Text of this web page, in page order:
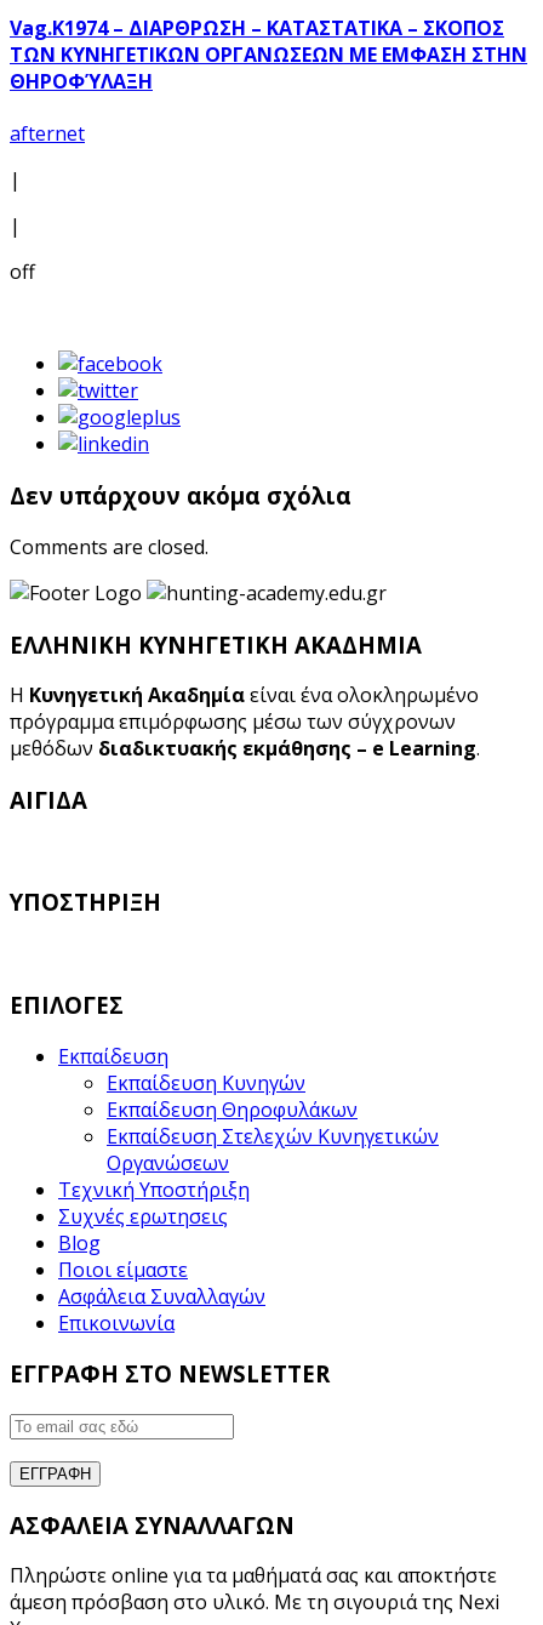
Vag.K1974 – ΔΙΑΡΘΡΩΣΗ – ΚΑΤΑΣΤΑΤΙΚΑ – ΣΚΟΠΟΣ
ΤΩΝ ΚΥΝΗΓΕΤΙΚΩΝ ΟΡΓΑΝΩΣΕΩΝ ΜΕ ΕΜΦΑΣΗ ΣΤΗΝ
ΘΗΡΟΦΎΛΑΞΗ
afternet
|
|
off
Δεν υπάρχουν ακόμα σχόλια
Comments are closed.
ΕΛΛΗΝΙΚΗ ΚΥΝΗΓΕΤΙΚΗ ΑΚΑΔΗΜΙΑ
Η Κυνηγετική Ακαδημίαείναι ένα ολοκληρωμένο
πρόγραμμα επιμόρφωσης μέσω των σύγχρονων
μεθόδων διαδικτυακής εκμάθησης – e Learning.
ΑΙΓΙΔΑ
ΥΠΟΣΤΗΡΙΞΗ
ΕΠΙΛΟΓΕΣ
Εκπαίδευση
Εκπαίδευση Κυνηγών
Εκπαίδευση Θηροφυλάκων
Εκπαίδευση Στελεχών Κυνηγετικών
Οργανώσεων
Τεχνική Υποστήριξη
Συχνές ερωτησεις
Blog
Ποιοι είμαστε
Ασφάλεια Συναλλαγών
Επικοινωνία
ΕΓΓΡΑΦΗ ΣΤΟ NEWSLETTER
ΑΣΦΑΛΕΙΑ ΣΥΝΑΛΛΑΓΩΝ
Πληρώστε online για τα μαθήματά σας και αποκτήστε
άμεση πρόσβαση στο υλικό. Με τη σιγουριά της Nexi